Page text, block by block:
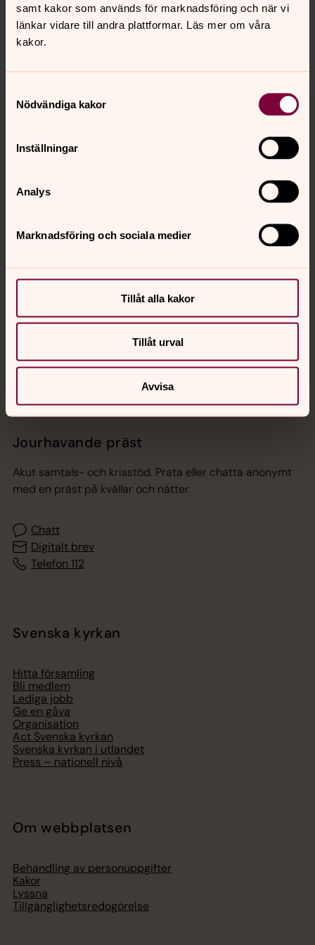
samt kakor som används för marknadsföring och när vi
länkar vidare till andra plattformar. Läs mer om våra
kakor.
Nödvändiga kakor
Inställningar
Analys
Marknadsföring och sociala medier
Tillåt alla kakor
Tillåt urval
Avvisa
innehåll?
gbg.begravningssamfallighet@svenskakyrkan.se
Tillbaka till toppen
Tillbaka till innehållet
Hitta snabbt
Sociala kanaler
Jourhavande präst
Akut samtals- och krisstöd. Prata eller chatta anonymt
med en präst på kvällar och nätter.
Chatt
Digitalt brev
Telefon 112
Svenska kyrkan
Hitta församling
Bli medlem
Lediga jobb
Ge en gåva
Organisation
Act Svenska kyrkan
Svenska kyrkan i utlandet
Press – nationell nivå
Om webbplatsen
Behandling av personuppgifter
Kakor
Lyssna
Tillgänglighetsredogörelse